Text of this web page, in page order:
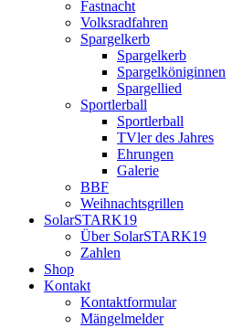
Fastnacht
Volksradfahren
Spargelkerb
Spargelkerb
Spargelköniginnen
Spargellied
Sportlerball
Sportlerball
TVler des Jahres
Ehrungen
Galerie
BBF
Weihnachtsgrillen
SolarSTARK19
Über SolarSTARK19
Zahlen
Shop
Kontakt
Kontaktformular
Mängelmelder